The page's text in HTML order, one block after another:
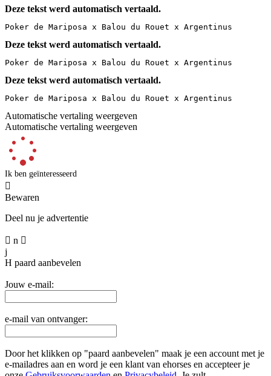
Deze tekst werd automatisch vertaald.
Poker de Mariposa x Balou du Rouet x Argentinus
Deze tekst werd automatisch vertaald.
Poker de Mariposa x Balou du Rouet x Argentinus
Deze tekst werd automatisch vertaald.
Poker de Mariposa x Balou du Rouet x Argentinus
Automatische vertaling weergeven
Automatische vertaling weergeven
Ik ben geïnteresseerd

Bewaren
Deel nu je advertentie
 n 
j
H paard aanbevelen
Jouw e-mail:
e-mail van ontvanger:
Door het klikken op "paard aanbevelen" maak je een account met je
e-mailadres aan en word je een klant van ehorses en accepteer je